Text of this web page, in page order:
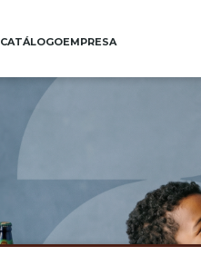
CATÁLOGOEMPRESA